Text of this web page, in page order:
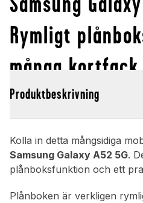
Rymligt
många
Produktbeskrivning
Kolla in detta mångsidiga
Samsung Galaxy A52 5G.
plånboksfunktion och ett
Plånboken är verkligen